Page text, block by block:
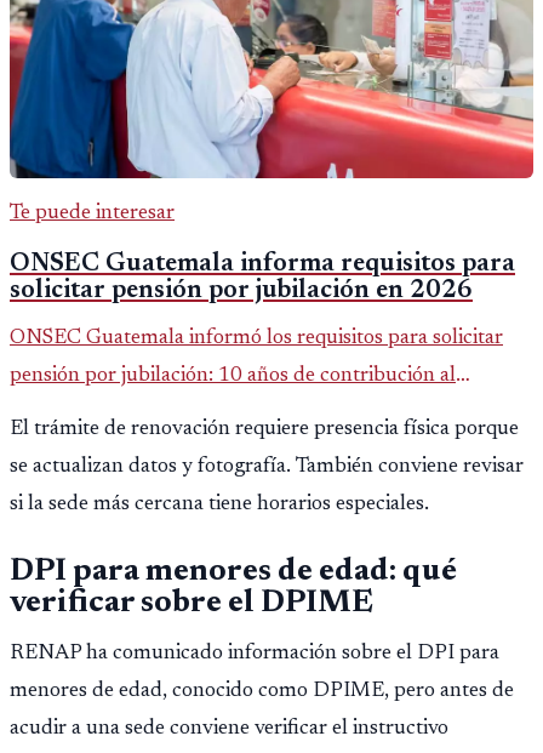
Te puede interesar
ONSEC Guatemala informa requisitos para
solicitar pensión por jubilación en 2026
ONSEC Guatemala informó los requisitos para solicitar
pensión por jubilación: 10 años de contribución al
Montepío y 50 años de edad, o 20 años de servicio sin
importar edad.
El trámite de renovación requiere presencia física porque
se actualizan datos y fotografía. También conviene revisar
si la sede más cercana tiene horarios especiales.
DPI para menores de edad: qué
verificar sobre el DPIME
RENAP ha comunicado información sobre el DPI para
menores de edad, conocido como DPIME, pero antes de
acudir a una sede conviene verificar el instructivo